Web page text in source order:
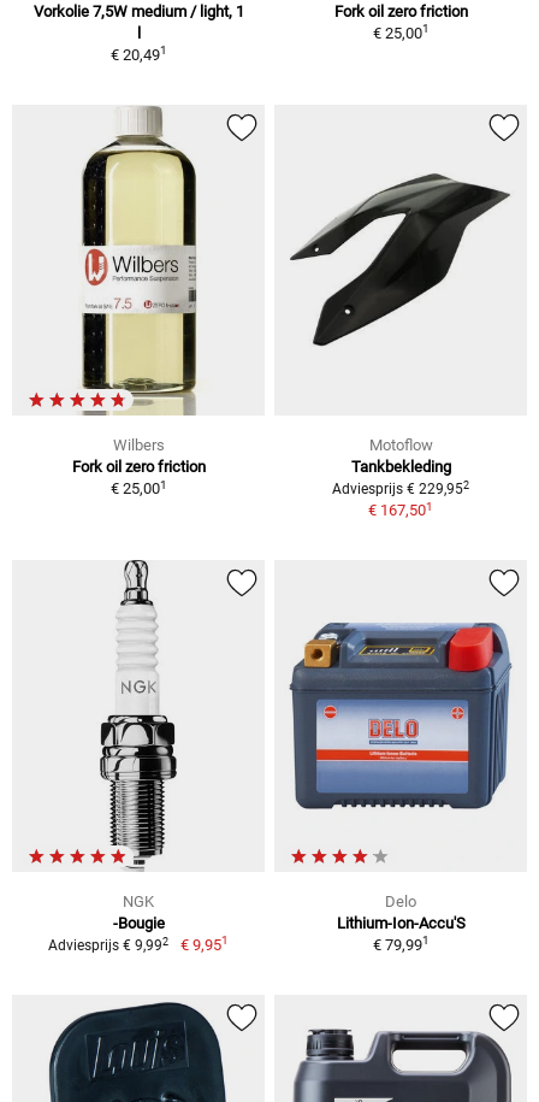
Vorkolie 7,5W medium / light, 1
€ 20,491
Fork oil zero friction
€ 25,001
Wilbers
Fork oil zero friction
€ 25,001
Motoflow
Tankbekleding
Adviesprijs € 229,952
€ 167,501
NGK
-Bougie
Adviesprijs € 9,992 € 9,951
Delo
Lithium-Ion-Accu'S
€ 79,991